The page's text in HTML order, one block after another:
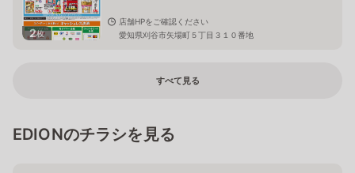
2枚
店舗HPをご確認ください
愛知県刈谷市矢場町５丁目３１０番地
すべて見る
EDIONのチラシを見る